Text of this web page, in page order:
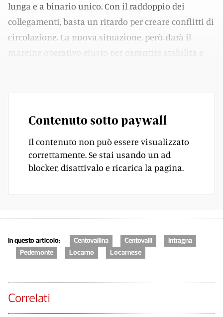
lunga e a binario unico. Con il raddoppio dei
collegamenti, basta un ritardo per creare conflitti di
circolazione. La nuova situazione, però, darà il
margine operativo giusto per garantire stabilità e
Contenuto sotto paywall
Il contenuto non può essere visualizzato
correttamente. Se stai usando un ad
blocker, disattivalo e ricarica la pagina.
In questo articolo: Centovallina Centovalli
Intragna
Pedemonte
Locarno Locarnese
Correlati